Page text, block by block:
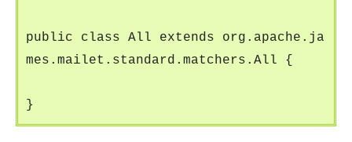
public class All extends org.apache.ja
mes.mailet.standard.matchers.All {
}